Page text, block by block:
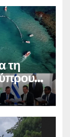
τη
–